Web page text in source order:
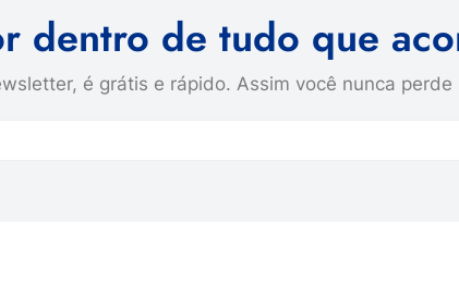
dentro de tudo que
é grátis e rápido. Assim você nunca